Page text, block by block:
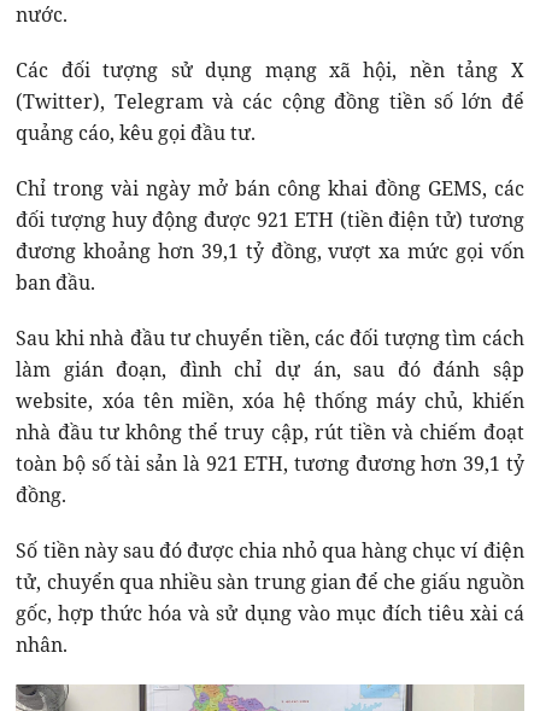
nước.
Các đối tượng sử dụng mạng xã hội, nền tảng X
(Twitter), Telegram và các cộng đồng tiền số lớn để
quảng cáo, kêu gọi đầu tư.
Chỉ trong vài ngày mở bán công khai đồng GEMS, các
đối tượng huy động được 921 ETH (tiền điện tử) tương
đương khoảng hơn 39,1 tỷ đồng, vượt xa mức gọi vốn
ban đầu.
Sau khi nhà đầu tư chuyển tiền, các đối tượng tìm cách
làm gián đoạn, đình chỉ dự án, sau đó đánh sập
website, xóa tên miền, xóa hệ thống máy chủ, khiến
nhà đầu tư không thể truy cập, rút tiền và chiếm đoạt
toàn bộ số tài sản là 921 ETH, tương đương hơn 39,1 tỷ
đồng.
Số tiền này sau đó được chia nhỏ qua hàng chục ví điện
tử, chuyển qua nhiều sàn trung gian để che giấu nguồn
gốc, hợp thức hóa và sử dụng vào mục đích tiêu xài cá
nhân.